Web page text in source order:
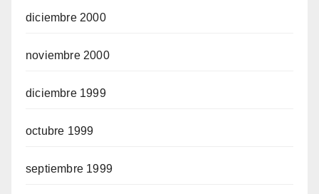
diciembre 2000
noviembre 2000
diciembre 1999
octubre 1999
septiembre 1999